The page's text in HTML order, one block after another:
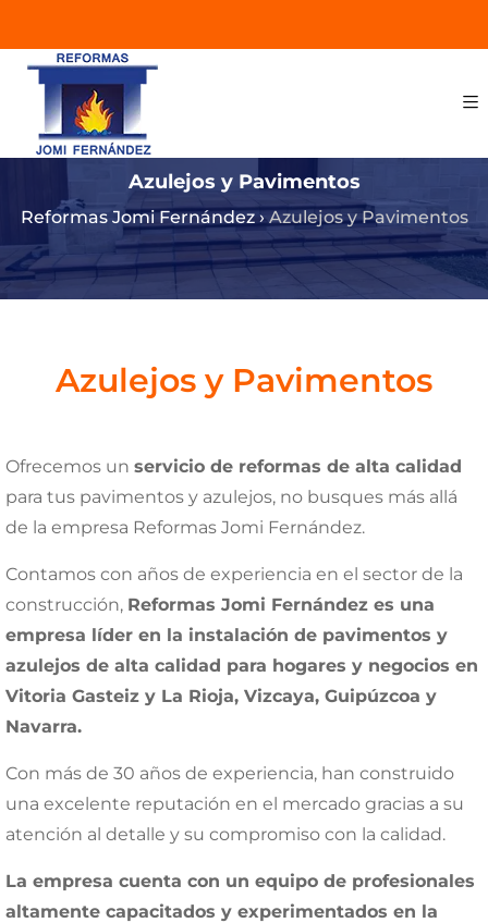
Azulejos y Pavimentos
Reformas Jomi Fernández›Azulejos y Pavimentos
Azulejos y Pavimentos
Ofrecemos un servicio de reformas de alta calidad
para tus pavimentos y azulejos, no busques más allá
de la empresa Reformas Jomi Fernández.
Contamos con años de experiencia en el sector de la
construcción, Reformas Jomi Fernández es una
empresa líder en la instalación de pavimentos y
azulejos de alta calidad para hogares y negocios en
Vitoria Gasteiz y La Rioja, Vizcaya, Guipúzcoa y
Navarra.
Con más de 30 años de experiencia, han construido
una excelente reputación en el mercado gracias a su
atención al detalle y su compromiso con la calidad.
La empresa cuenta con un equipo de profesionales
altamente capacitados y experimentados en la